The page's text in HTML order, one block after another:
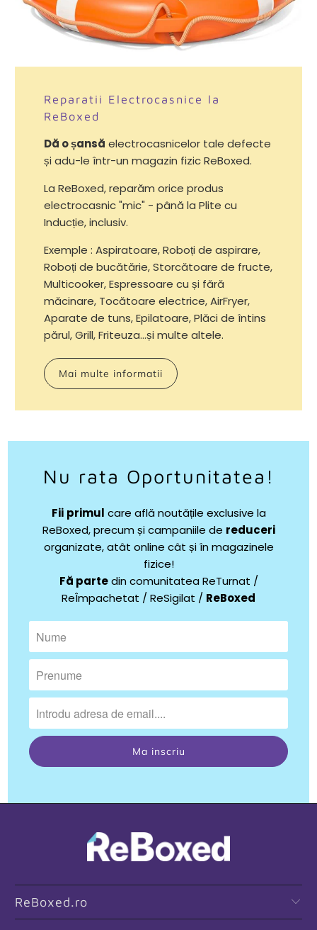
Reparatii Electrocasnice la
ReBoxed
Dă o șansă electrocasnicelor tale defecte
și adu-le într-un magazin fizic ReBoxed.
La ReBoxed, reparăm orice produs
electrocasnic "mic" - până la Plite cu
Inducție, inclusiv.
Exemple : Aspiratoare, Roboți de aspirare,
Roboți de bucătărie, Storcătoare de fructe,
Multicooker, Espressoare cu și fără
măcinare, Tocătoare electrice, AirFryer,
Aparate de tuns, Epilatoare, Plăci de întins
părul, Grill, Friteuza...și multe altele.
Mai multe informatii
Nu rata Oportunitatea!
Fii primul care află noutățile exclusive la
ReBoxed, precum și campaniile de reduceri
organizate, atât online cât și în magazinele
fizice!
Fă partedin comunitatea ReTurnat /
ReÎmpachetat / ReSigilat / ReBoxed
ReBoxed.ro